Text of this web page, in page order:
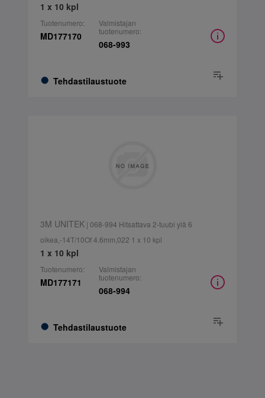
1 x 10 kpl
Tuotenumero:
MD177170
Tehdastilaustuote
Valmistajan
tuotenumero:
068-993
3M UNITEK| 068-994 Hitsattava 2-tuubi ylä 6
oikea,-14T/10Of 4.6mm,022 1 x 10 kpl
1 x 10 kpl
Tuotenumero:
MD177171
Tehdastilaustuote
Valmistajan
tuotenumero:
068-994